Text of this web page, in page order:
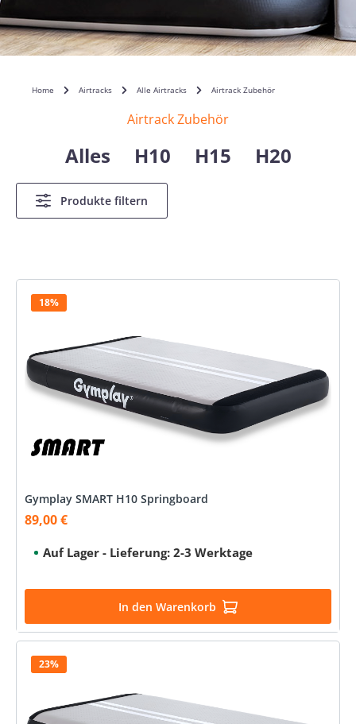
Home Airtracks Alle Airtracks Airtrack Zubehör
Airtrack Zubehör
Alles H10 H15 H20
Produkte filtern
18%
Gymplay SMART H10 Springboard
Verkaufspreis:
89,00 €
Auf Lager - Lieferung: 2-3 Werktage
In den Warenkorb
23%